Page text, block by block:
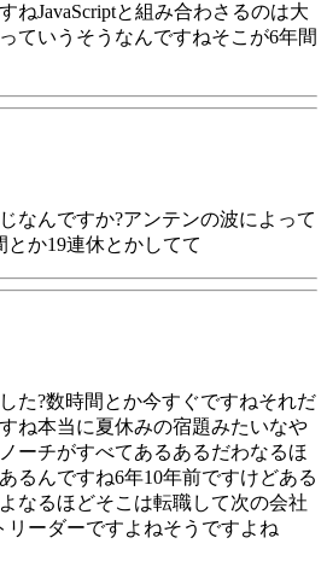
ねJavaScriptと組み合わさるのは大
ていうそうなんですねそこが6年間
なんですか?アンテンの波によって
とか19連休とかしてて
た?数時間とか今すぐですねそれだ
ね本当に夏休みの宿題みたいなや
ーチがすべてあるあるだわなるほ
るんですね6年10年前ですけどある
なるほどそこは転職して次の会社
リーダーですよねそうですよね